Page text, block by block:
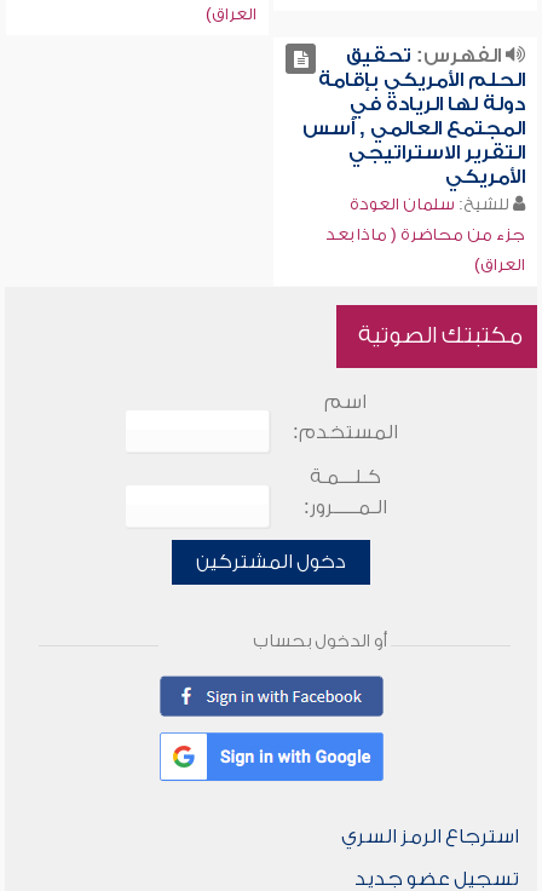
العراق)
الفهرس: تحقيق
الحلم الأمريكي بإقامة
دولة لها الريادة في
المجتمع العالمي , أسس
التقرير الاستراتيجي
الأمريكي
للشيخ: سلمان العودة
جزء من محاضرة ( ماذا بعد
العراق)
مكتبتك الصوتية
اسم
المستخدم:
كـلـــمـة
الـمـــــرور:
دخول المشتركين
أو الدخول بحساب
استرجاع الرمز السري
تسجيل عضو جديد